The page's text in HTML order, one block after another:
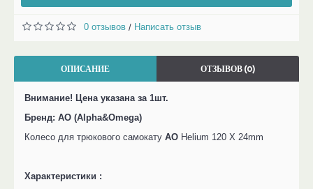
0 отзывов / Написать отзыв
ОПИСАНИЕ ОТЗЫВОВ (0)
Внимание! Цена указана за 1шт.
Бренд: AO (Alpha&Omega)
Колесо для трюкового самокату AO Helium 120 X 24mm
Характеристики :